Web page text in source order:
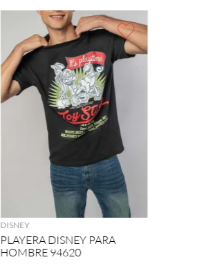
AGREGAR
DISNEY
PLAYERA DISNEY PARA
HOMBRE 94620